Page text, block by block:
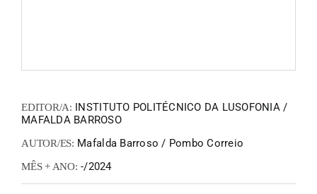
EDITOR/A: INSTITUTO POLITÉCNICO DA LUSOFONIA /
MAFALDA BARROSO
AUTOR/ES: Mafalda Barroso / Pombo Correio
MÊS + ANO: -/2024